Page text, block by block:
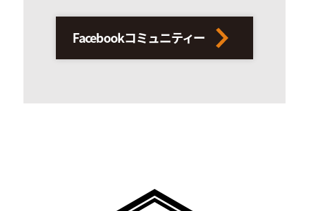
Facebookコミュニティー